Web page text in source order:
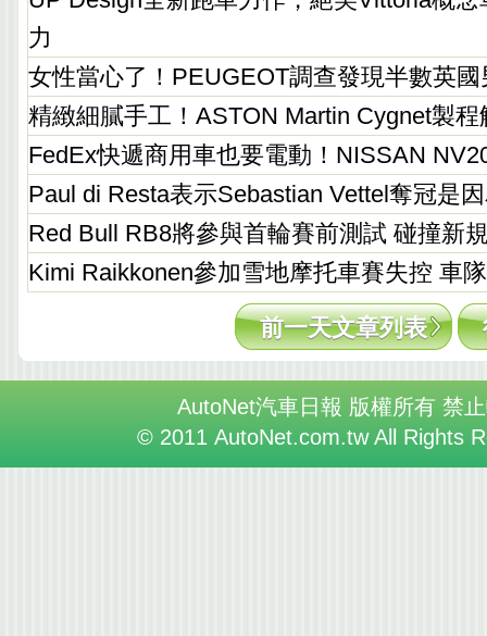
力
女性當心了！PEUGEOT調查發現半數英
精緻細膩手工！ASTON Martin Cygnet製程
FedEx快遞商用車也要電動！NISSAN
Paul di Resta表示Sebastian Vettel奪冠是
Red Bull RB8將參與首輪賽前測試 碰撞新
Kimi Raikkonen參加雪地摩托車賽失控 車
前一天文章列表
AutoNet汽車日報 版權所有 禁
© 2011 AutoNet.com.tw All Rights